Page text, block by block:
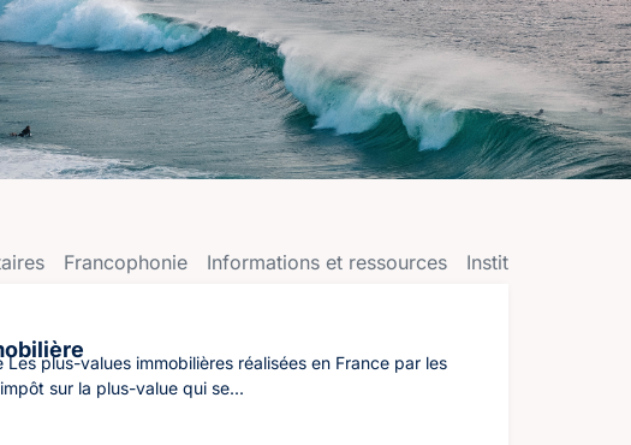
Francophonie Informations et ressources Institutions
plus-values immobilières réalisées en France par les
sur la plus-value qui se...